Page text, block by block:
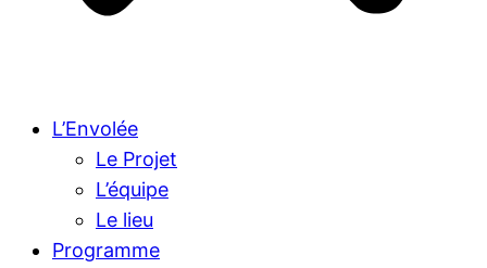
L’Envolée
Le Projet
L’équipe
Le lieu
Programme